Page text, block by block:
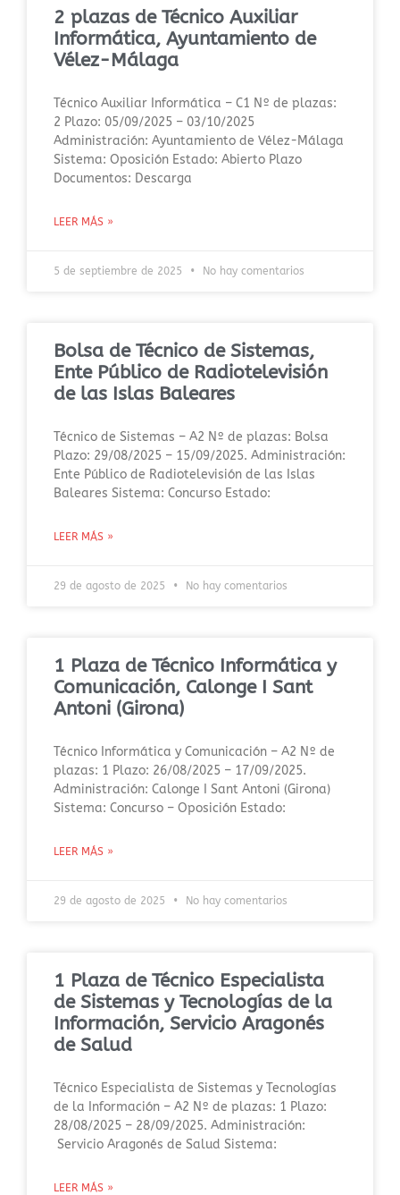
2 plazas de Técnico Auxiliar
Informática, Ayuntamiento de
Vélez-Málaga
Técnico Auxiliar Informática – C1 Nº de plazas:
2 Plazo: 05/09/2025 – 03/10/2025
Administración: Ayuntamiento de Vélez-Málaga
Sistema: Oposición Estado: Abierto Plazo
Documentos: Descarga
LEER MÁS »
5 de septiembre de 2025 No hay comentarios
Bolsa de Técnico de Sistemas,
Ente Público de Radiotelevisión
de las Islas Baleares
Técnico de Sistemas – A2 Nº de plazas: Bolsa
Plazo: 29/08/2025 – 15/09/2025. Administración:
Ente Público de Radiotelevisión de las Islas
Baleares Sistema: Concurso Estado:
LEER MÁS »
29 de agosto de 2025 No hay comentarios
1 Plaza de Técnico Informática y
Comunicación, Calonge I Sant
Antoni (Girona)
Técnico Informática y Comunicación – A2 Nº de
plazas: 1 Plazo: 26/08/2025 – 17/09/2025.
Administración: Calonge I Sant Antoni (Girona)
Sistema: Concurso – Oposición Estado:
LEER MÁS »
29 de agosto de 2025 No hay comentarios
1 Plaza de Técnico Especialista
de Sistemas y Tecnologías de la
Información, Servicio Aragonés
de Salud
Técnico Especialista de Sistemas y Tecnologías
de la Información – A2 Nº de plazas: 1 Plazo:
28/08/2025 – 28/09/2025. Administración:
Servicio Aragonés de Salud Sistema:
LEER MÁS »